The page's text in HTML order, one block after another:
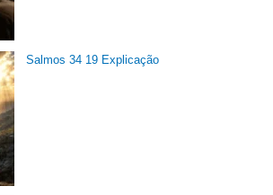
Salmos 34 19 Explicação